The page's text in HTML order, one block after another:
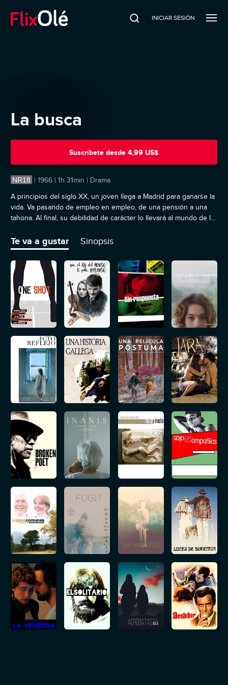
INICIAR SESIÓN
La busca
Suscríbete desde 4,99 US$
NR18 | 1966 | 1h 31min | Drama
A principios del siglo XX, un joven llega a Madrid para ganarse la
vida. Va pasando de empleo en empleo, de una pensión a una
tahona. Al final, su debilidad de carácter lo llevará al mundo de la
Te va a gustar Sinopsis